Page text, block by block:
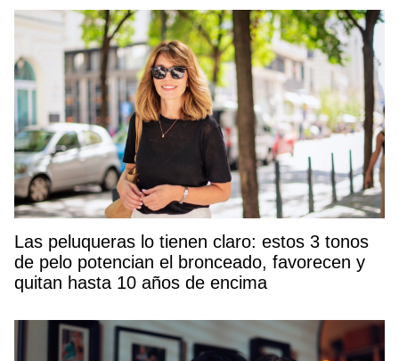
Las peluqueras lo tienen claro: estos 3 tonos
de pelo potencian el bronceado, favorecen y
quitan hasta 10 años de encima